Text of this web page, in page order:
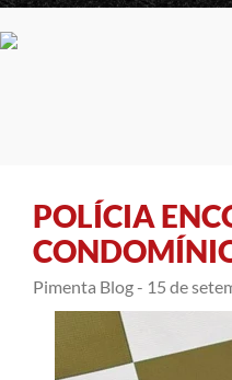
POLÍCIA
Pimenta Blog - 15 de